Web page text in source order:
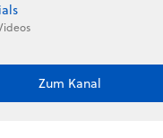
Zum Kanal